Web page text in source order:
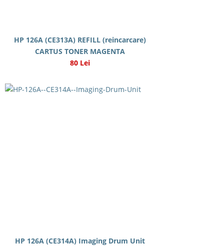
HP 126A (CE313A) REFILL (reincarcare)
CARTUS TONER MAGENTA
80 Lei
HP 126A (CE314A) Imaging Drum Unit